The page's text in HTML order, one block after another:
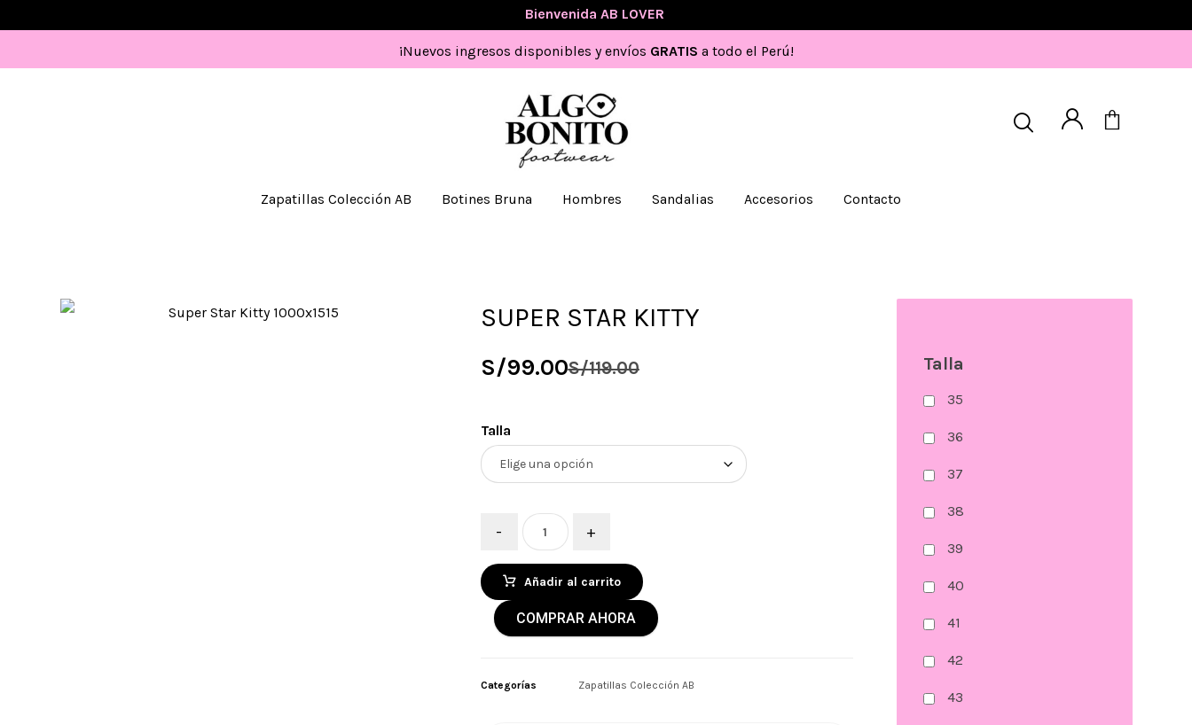
Bienvenida AB LOVER
¡Nuevos ingresos disponibles y envíos GRATIS a todo el Perú!
Zapatillas Colección AB Botines Bruna Hombres Sandalias Accesorios Contacto
SUPER STAR KITTY
S/119.00
S/99.00
Talla
- +
Añadir al carrito
COMPRAR AHORA
Categorías Zapatillas Colección AB
Talla
35
36
37
38
39
40
41
42
43